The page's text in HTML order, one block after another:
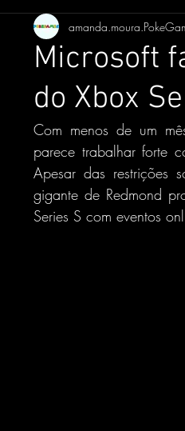
Microsoft
do Xbox
Com menos de um
parece trabalhar forte
Apesar das restrições
gigante de Redmond
Series S com eventos